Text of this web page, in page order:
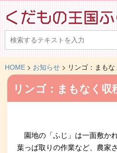
HOME > お知らせ > リンゴ：まも
リンゴ：まもなく収
園地の「ふじ」は一面敷か
葉っぱ取りの作業など、農家